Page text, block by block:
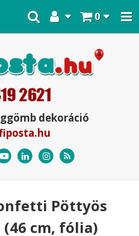
0
dekoráció
Pöttyös
cm, fólia)